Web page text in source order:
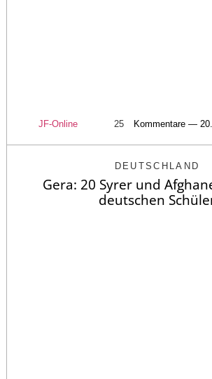
JF-Online 25 Kommentare —
DEUTSCHLAND
Gera: 20 Syrer und
deutschen